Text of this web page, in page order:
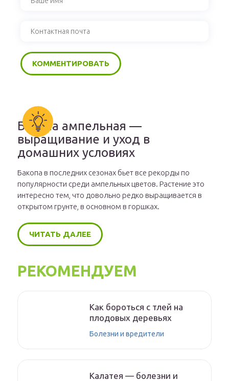
Бакопа ампельная —
выращивание и уход в
домашних условиях
Бакопа в последних сезонах бьет все рекорды по
популярности среди ампельных цветов. Растение это
интересно тем, что довольно редко выращивается в
открытом грунте, в основном в горшках.
ЧИТАТЬ ДАЛЕЕ
РЕКОМЕНДУЕМ
Как бороться с тлей на
плодовых деревьях
Болезни и вредители
Калатея — болезни и